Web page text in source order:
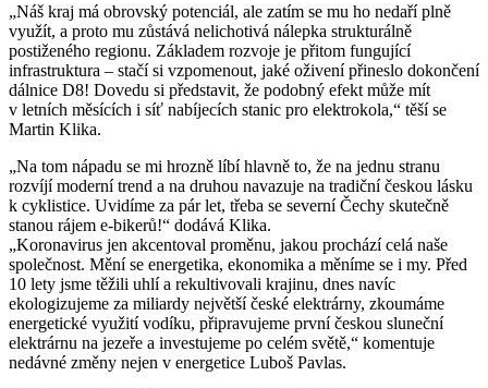
„Náš kraj má obrovský potenciál, ale zatím se mu ho nedaří plně
využít, a proto mu zůstává nelichotivá nálepka strukturálně
postiženého regionu. Základem rozvoje je přitom fungující
infrastruktura – stačí si vzpomenout, jaké oživení přineslo dokončení
dálnice D8! Dovedu si představit, že podobný efekt může mít
v letních měsících i síť nabíjecích stanic pro elektrokola,“ těší se
Martin Klika.
„Na tom nápadu se mi hrozně líbí hlavně to, že na jednu stranu
rozvíjí moderní trend a na druhou navazuje na tradiční českou lásku
k cyklistice. Uvidíme za pár let, třeba se severní Čechy skutečně
stanou rájem e-bikerů!“ dodává Klika.
„Koronavirus jen akcentoval proměnu, jakou prochází celá naše
společnost. Mění se energetika, ekonomika a měníme se i my. Před
10 lety jsme těžili uhlí a rekultivovali krajinu, dnes navíc
ekologizujeme za miliardy největší české elektrárny, zkoumáme
energetické využití vodíku, připravujeme první českou sluneční
elektrárnu na jezeře a investujeme po celém světě,“ komentuje
nedávné změny nejen v energetice Luboš Pavlas.